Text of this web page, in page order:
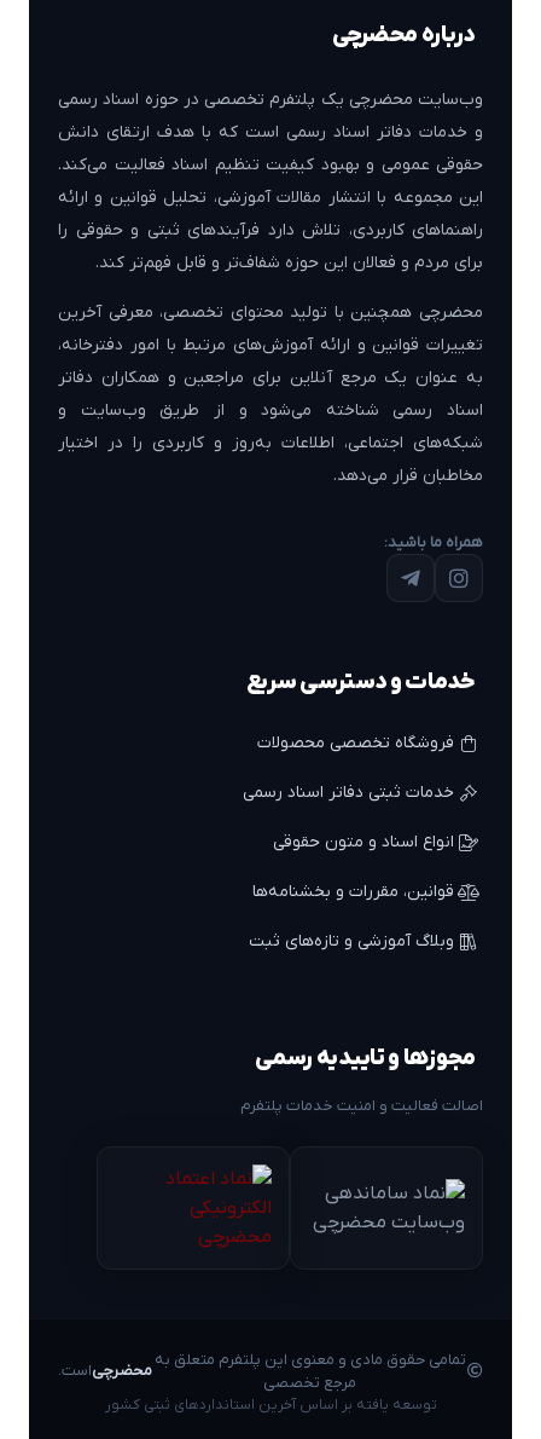
درباره محضرچی
وب‌سایت محضرچی یک پلتفرم تخصصی در حوزه اسناد رسمی
و خدمات دفاتر اسناد رسمی است که با هدف ارتقای دانش
حقوقی عمومی و بهبود کیفیت تنظیم اسناد فعالیت می‌کند.
این مجموعه با انتشار مقالات آموزشی، تحلیل قوانین و ارائه
راهنماهای کاربردی، تلاش دارد فرآیندهای ثبتی و حقوقی را
برای مردم و فعالان این حوزه شفاف‌تر و قابل فهم‌تر کند.
محضرچی همچنین با تولید محتوای تخصصی، معرفی آخرین
تغییرات قوانین و ارائه آموزش‌های مرتبط با امور دفترخانه،
به عنوان یک مرجع آنلاین برای مراجعین و همکاران دفاتر
اسناد رسمی شناخته می‌شود و از طریق وب‌سایت و
شبکه‌های اجتماعی، اطلاعات به‌روز و کاربردی را در اختیار
مخاطبان قرار می‌دهد.
همراه ما باشید:
خدمات و دسترسی سریع
فروشگاه تخصصی محصولات
خدمات ثبتی دفاتر اسناد رسمی
انواع اسناد و متون حقوقی
قوانین، مقررات و بخشنامه‌ها
وبلاگ آموزشی و تازه‌های ثبت
مجوزها و تاییدیه رسمی
اصالت فعالیت و امنیت خدمات پلتفرم
تمامی حقوق مادی و معنوی این پلتفرم متعلق به
مرجع تخصصی
محضرچیاست.
توسعه یافته بر اساس آخرین استانداردهای ثبتی کشور